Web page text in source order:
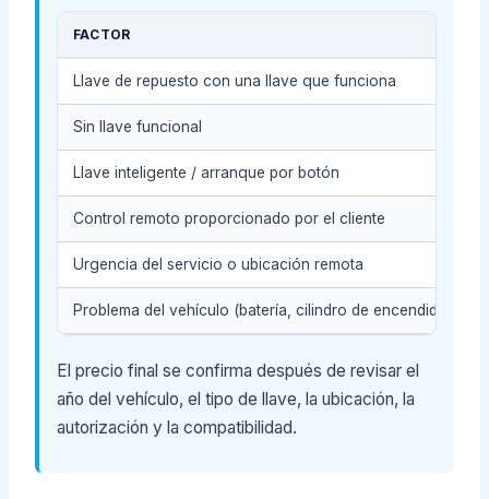
FACTOR
Llave de repuesto con una llave que funciona
Sin llave funcional
Llave inteligente / arranque por botón
Control remoto proporcionado por el cliente
Urgencia del servicio o ubicación remota
Problema del vehículo (batería, cilindro de encendido)
El precio final se confirma después de revisar el
año del vehículo, el tipo de llave, la ubicación, la
autorización y la compatibilidad.